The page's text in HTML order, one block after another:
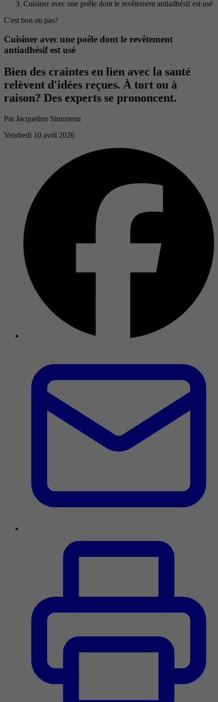
Cuisiner avec une poêle dont le revêtement antiadhésif est usé
C'est bon ou pas?
Cuisiner avec une poêle dont le revêtement
antiadhésif est usé
Bien des craintes en lien avec la santé
relèvent d'idées reçues. À tort ou à
raison? Des experts se prononcent.
Par Jacqueline Simoneau
Vendredi 10 avril 2026